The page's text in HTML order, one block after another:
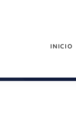
INICIO
reservados